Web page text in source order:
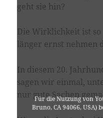
Für die Nutzung von
Bruno, CA 94066, USA)
geht sie hin?
Die Wirklichkeit ist
länger ernst nehmen
In diesem 20.
sagen wir einmal,
nur gute Sachen